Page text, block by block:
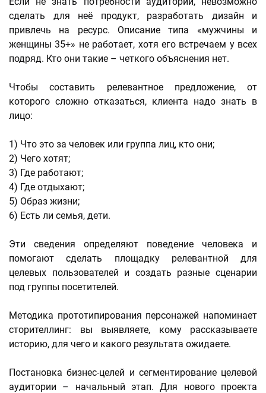
сделать для неё продукт, разработать дизайн и
привлечь на ресурс. Описание типа «мужчины и
женщины 35+» не работает, хотя его встречаем у всех
подряд. Кто они такие – четкого объяснения нет.
Чтобы составить релевантное предложение, от
которого сложно отказаться, клиента надо знать в
лицо:
1) Что это за человек или группа лиц, кто они;
2) Чего хотят;
3) Где работают;
4) Где отдыхают;
5) Образ жизни;
6) Есть ли семья, дети.
Эти сведения определяют поведение человека и
помогают сделать площадку релевантной для
целевых пользователей и создать разные сценарии
под группы посетителей.
Методика прототипирования персонажей напоминает
сторителлинг: вы выявляете, кому рассказываете
историю, для чего и какого результата ожидаете.
Постановка бизнес-целей и сегментирование целевой
аудитории – начальный этап. Для нового проекта